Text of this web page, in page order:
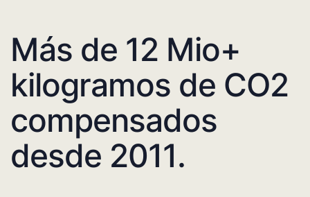
Más de 12 Mio+
kilogramos de CO2
compensados
desde 2011.